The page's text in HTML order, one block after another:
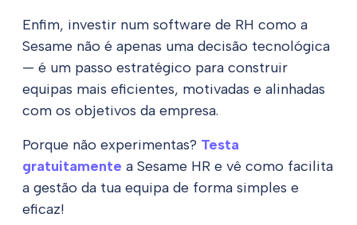
Enfim, investir num software de RH como a
Sesame não é apenas uma decisão tecnológica
— é um passo estratégico para construir
equipas mais eficientes, motivadas e alinhadas
com os objetivos da empresa.
Porque não experimentas? Testa
gratuitamente a Sesame HR e vê como facilita
a gestão da tua equipa de forma simples e
eficaz!